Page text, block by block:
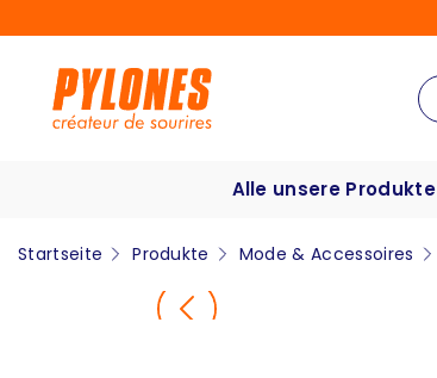
Alle unsere Produkte
Startseite Produkte Mode & Accessoires